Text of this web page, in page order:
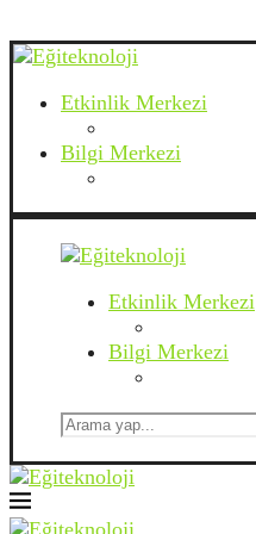
Etkinlik Merkezi
Bilgi Merkezi
Etkinlik Merkezi
Bilgi Merkezi